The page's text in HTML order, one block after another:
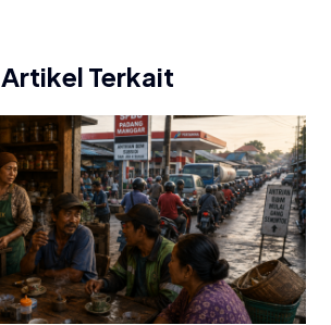
Artikel Terkait